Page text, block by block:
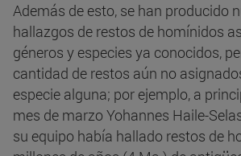
Además de esto, se han producido
hallazgos de restos de homínidos
géneros y especies ya conocidos,
cantidad de restos aún no
especie alguna; por ejemplo, a
mes de marzo Yohannes Haile-
su equipo había hallado restos de